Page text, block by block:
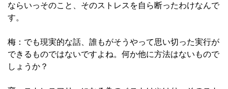
ならいっそのこと、そのストレスを自ら断ったわけなんで
す。
梅：でも現実的な話、誰もがそうやって思い切った実行が
できるものではないですよね。何か他に方法はないもので
しょうか？